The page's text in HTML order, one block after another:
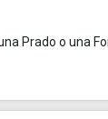
Prado o una